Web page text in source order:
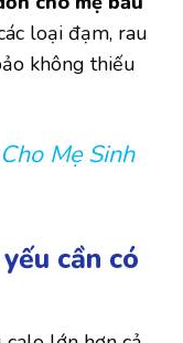
loại đạm, rau
không thiếu
Mẹ Sinh
cần có